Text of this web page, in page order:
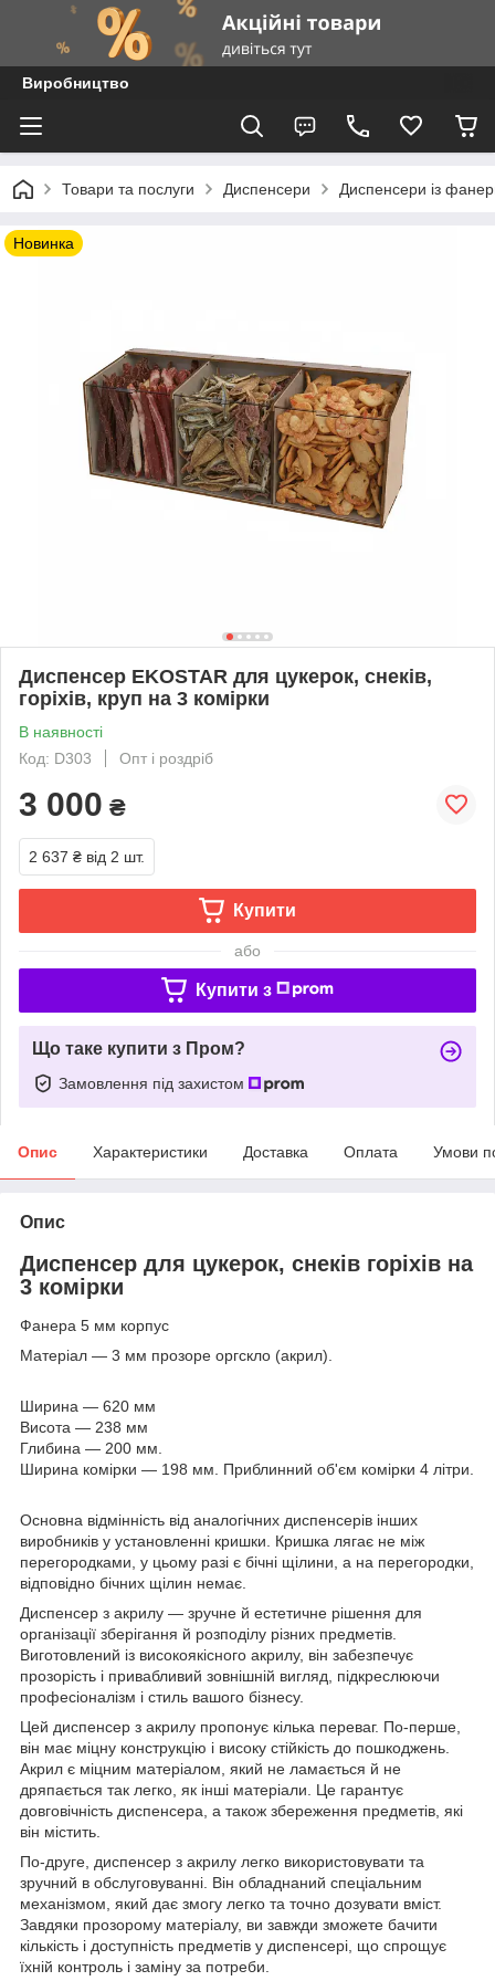
Виробництво
Товари та послуги Диспенсери Диспенсери із
Новинка
Диспенсер EKOSTAR для цукерок, снеків,
горіхів, круп на 3 комірки
В наявності
Код: D303
Опт і роздріб
3 000 ₴
2 637 ₴ від 2 шт.
Купити
або
Купити з
Що таке купити з Пром?
Замовлення під захистом
Опис Характеристики Доставка Оплата Умови
Опис
Диспенсер для цукерок, снеків горіхів на
3 комірки
Фанера 5 мм корпус
Матеріал — 3 мм прозоре оргскло (акрил).
Ширина — 620 мм
Висота — 238 мм
Глибина — 200 мм.
Ширина комірки — 198 мм. Приблинний об'єм комірки 4 літри.
Основна відмінність від аналогічних диспенсерів інших
виробників у установленні кришки. Кришка лягає не між
перегородками, у цьому разі є бічні щілини, а на перегородки,
відповідно бічних щілин немає.
Диспенсер з акрилу — зручне й естетичне рішення для
організації зберігання й розподілу різних предметів.
Виготовлений із високоякісного акрилу, він забезпечує
прозорість і привабливий зовнішній вигляд, підкреслюючи
професіоналізм і стиль вашого бізнесу.
Цей диспенсер з акрилу пропонує кілька переваг. По-перше,
він має міцну конструкцію і високу стійкість до пошкоджень.
Акрил є міцним матеріалом, який не ламається й не
дряпається так легко, як інші матеріали. Це гарантує
довговічність диспенсера, а також збереження предметів, які
він містить.
По-друге, диспенсер з акрилу легко використовувати та
зручний в обслуговуванні. Він обладнаний спеціальним
механізмом, який дає змогу легко та точно дозувати вміст.
Завдяки прозорому матеріалу, ви завжди зможете бачити
кількість і доступність предметів у диспенсері, що спрощує
їхній контроль і заміну за потреби.